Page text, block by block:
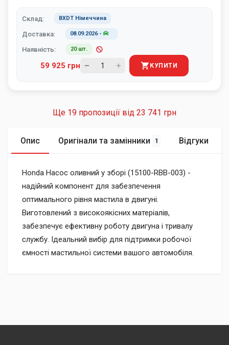
Склад: BXDT Німеччина
Доставка: 08.09.2026-
Наявність: 20 шт.
59 925 грн КУПИТИ
Ще 19 пропозиції від 23 741 грн
Опис Оригінали та замінники 1 Відгуки
Honda Насос оливний у зборі (15100-RBB-003) -
надійний компонент для забезпечення
оптимального рівня мастила в двигуні.
Виготовлений з високоякісних матеріалів,
забезпечує ефективну роботу двигуна і тривалу
службу. Ідеальний вибір для підтримки робочої
ємності мастильної системи вашого автомобіля.